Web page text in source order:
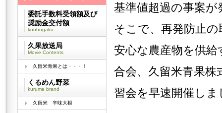
委託手数料受領額及び
奨励金交付額
kouhugaku
久果放送局
Movie Contents
久留米青果とは・・・！
くるめん野菜
kurume brand
久留米 辛味大根
基準値超過の事案
そこで、再発防止
安心な農産物を供
合会、久留米青果株
習会を早速開催 しま